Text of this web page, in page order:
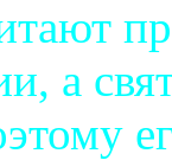
а